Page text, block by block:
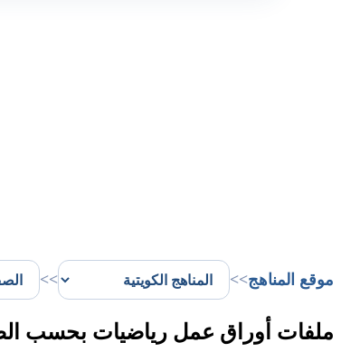
موقع المناهج>>
>>
ملفات أوراق عمل رياضيات بحسب